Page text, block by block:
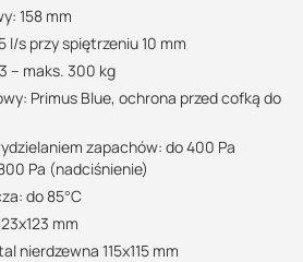
158 mm
l/s przy spiętrzeniu 10 mm
– maks. 300 kg
Primus Blue, ochrona przed cofką do
zapachów: do 400 Pa
Pa (nadciśnienie)
do 85°C
mm
nierdzewna 115x115 mm